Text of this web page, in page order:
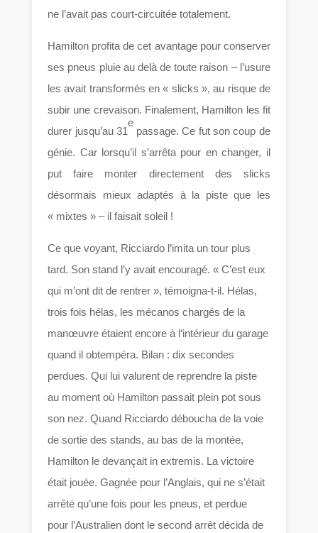
ne l’avait pas court-circuitée totalement.
Hamilton profita de cet avantage pour conserver
ses pneus pluie au delà de toute raison – l’usure
les avait transformés en « slicks », au risque de
subir une crevaison. Finalement, Hamilton les fit
durer jusqu’au 31
e
passage. Ce fut son coup de
génie. Car lorsqu’il s’arrêta pour en changer, il
put faire monter directement des slicks
désormais mieux adaptés à la piste que les
« mixtes » – il faisait soleil !
Ce que voyant, Ricciardo l’imita un tour plus
tard. Son stand l’y avait encouragé. « C’est eux
qui m’ont dit de rentrer », témoigna-t-il. Hélas,
trois fois hélas, les mécanos chargés de la
manœuvre étaient encore à l‘intérieur du garage
quand il obtempéra. Bilan : dix secondes
perdues. Qui lui valurent de reprendre la piste
au moment où Hamilton passait plein pot sous
son nez. Quand Ricciardo déboucha de la voie
de sortie des stands, au bas de la montée,
Hamilton le devançait in extremis. La victoire
était jouée. Gagnée pour l’Anglais, qui ne s’était
arrêté qu’une fois pour les pneus, et perdue
pour l’Australien dont le second arrêt décida de